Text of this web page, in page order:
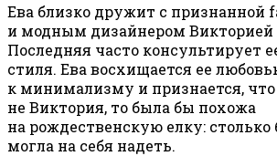
Ева близко дружит с признанной
и модным дизайнером Викторией
Последняя часто консультирует
стиля. Ева восхищается ее
к минимализму и признается,
не Виктория, то была бы похожа
на рождественскую елку:
могла на себя надеть.